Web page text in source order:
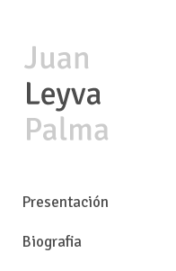
Presentación
Biografia